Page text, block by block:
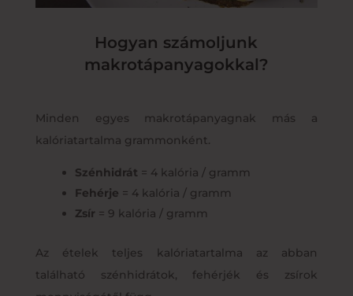
Hogyan számoljunk
makrotápanyagokkal?
Minden egyes makrotápanyagnak más a
kalóriatartalma grammonként.
Szénhidrát = 4 kalória / gramm
Fehérje = 4 kalória / gramm
Zsír = 9 kalória / gramm
Az ételek teljes kalóriatartalma az abban
található szénhidrátok, fehérjék és zsírok